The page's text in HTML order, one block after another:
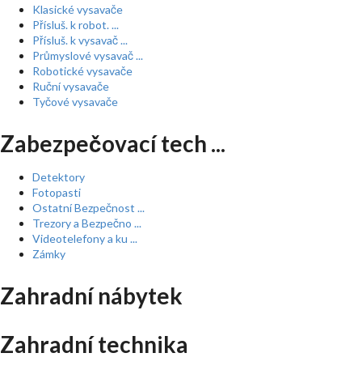
Klasické vysavače
Přísluš. k robot. ...
Přísluš. k vysavač ...
Průmyslové vysavač ...
Robotické vysavače
Ruční vysavače
Tyčové vysavače
Zabezpečovací tech ...
Detektory
Fotopasti
Ostatní Bezpečnost ...
Trezory a Bezpečno ...
Videotelefony a ku ...
Zámky
Zahradní nábytek
Zahradní technika